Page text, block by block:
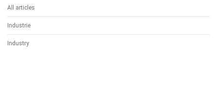
All articles
Industrie
Industry